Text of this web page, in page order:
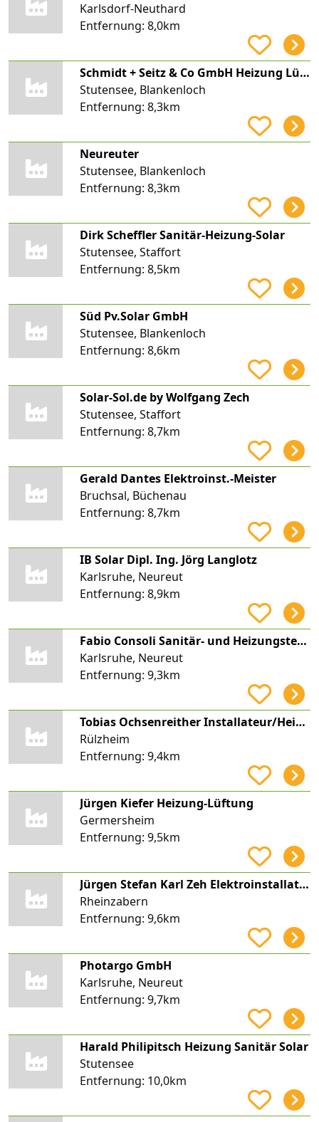
Karlsdorf-Neuthard
Entfernung: 8,0km
Schmidt + Seitz & Co GmbH Heizung Lüftung Sanitär
Stutensee, Blankenloch
Entfernung: 8,3km
Neureuter
Stutensee, Blankenloch
Entfernung: 8,3km
Dirk Scheffler Sanitär-Heizung-Solar
Stutensee, Staffort
Entfernung: 8,5km
Süd Pv.Solar GmbH
Stutensee, Blankenloch
Entfernung: 8,6km
Solar-Sol.de by Wolfgang Zech
Stutensee, Staffort
Entfernung: 8,7km
Gerald Dantes Elektroinst.-Meister
Bruchsal, Büchenau
Entfernung: 8,7km
IB Solar Dipl. Ing. Jörg Langlotz
Karlsruhe, Neureut
Entfernung: 8,9km
Fabio Consoli Sanitär- und Heizungstechnik BOKA Meisterbetrieb
Karlsruhe, Neureut
Entfernung: 9,3km
Tobias Ochsenreither Installateur/Heizungsbauer
Rülzheim
Entfernung: 9,4km
Jürgen Kiefer Heizung-Lüftung
Germersheim
Entfernung: 9,5km
Jürgen Stefan Karl Zeh Elektroinstallation
Rheinzabern
Entfernung: 9,6km
Photargo GmbH
Karlsruhe, Neureut
Entfernung: 9,7km
Harald Philipitsch Heizung Sanitär Solar
Stutensee
Entfernung: 10,0km